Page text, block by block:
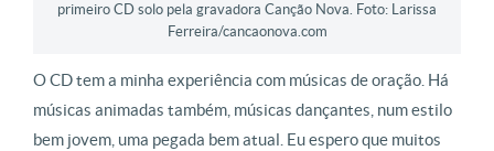
primeiro CD solo pela gravadora Canção Nova. Foto: Larissa
Ferreira/cancaonova.com
O CD tem a minha experiência com músicas de oração. Há
músicas animadas também, músicas dançantes, num estilo
bem jovem, uma pegada bem atual. Eu espero que muitos